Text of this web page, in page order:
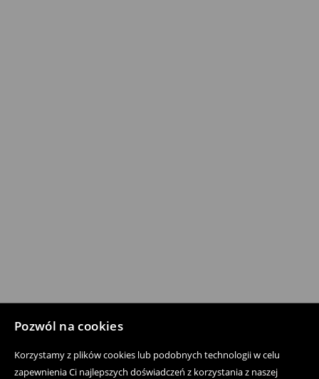
Pozwól na cookies
Korzystamy z plików cookies lub podobnych technologii w celu
zapewnienia Ci najlepszych doświadczeń z korzystania z naszej